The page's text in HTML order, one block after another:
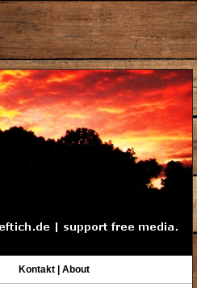
Kontakt | About